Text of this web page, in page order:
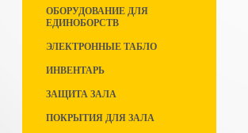
ОБОРУДОВАНИЕ ДЛЯ
ЕДИНОБОРСТВ
ЭЛЕКТРОННЫЕ ТАБЛО
ИНВЕНТАРЬ
ЗАЩИТА ЗАЛА
ПОКРЫТИЯ ДЛЯ ЗАЛА